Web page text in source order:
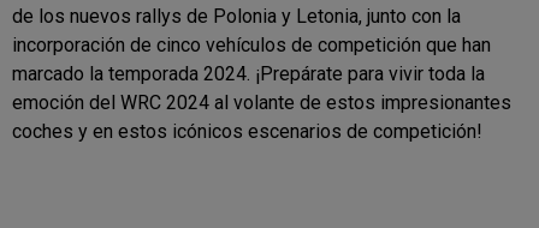
de los nuevos rallys de Polonia y Letonia, junto con la
incorporación de cinco vehículos de competición que han
marcado la temporada 2024. ¡Prepárate para vivir toda la
emoción del WRC 2024 al volante de estos impresionantes
coches y en estos icónicos escenarios de competición!